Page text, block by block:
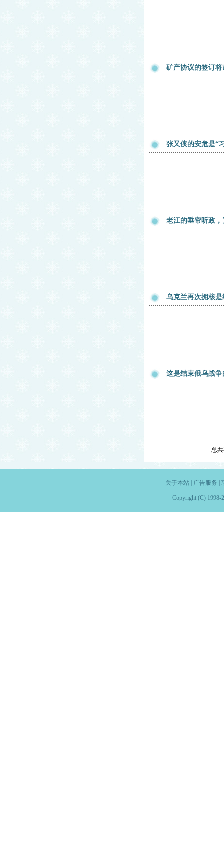
矿产协议的签订
张又侠的安危是“
老江的垂帘听政
乌克兰再次拥核
这是结束俄乌战
总
关于本站| 广告服务
Copyright (C) 1998-